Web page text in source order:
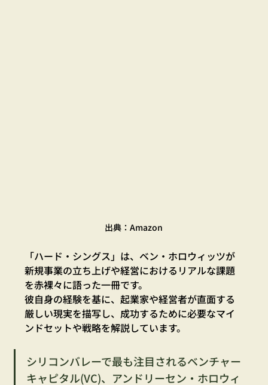
出典：Amazon
「ハード・シングス」は、ベン・ホロウィッツが
新規事業の立ち上げや経営におけるリアルな課題
を赤裸々に語った一冊です。
彼自身の経験を基に、起業家や経営者が直面する
厳しい現実を描写し、成功するために必要なマイ
ンドセットや戦略を解説しています。
シリコンバレーで最も注目されるベンチャー
キャピタル(VC)、アンドリーセン・ホロウィ